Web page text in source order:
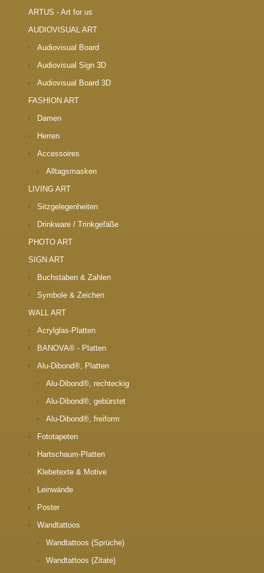
ARTUS - Art for us
AUDIOVISUAL ART
Audiovisual Board
Audiovisual Sign 3D
Audiovisual Board 3D
FASHION ART
Damen
Herren
Accessoires
Alltagsmasken
LIVING ART
Sitzgelegenheiten
Drinkware / Trinkgefäße
PHOTO ART
SIGN ART
Buchstaben & Zahlen
Symbole & Zeichen
WALL ART
Acrylglas-Platten
BANOVA® - Platten
Alu-Dibond®, Platten
Alu-Dibond®, rechteckig
Alu-Dibond®, gebürstet
Alu-Dibond®, freiform
Fototapeten
Hartschaum-Platten
Klebetexte & Motive
Leinwände
Poster
Wandtattoos
Wandtattoos (Sprüche)
Wandtattoos (Zitate)